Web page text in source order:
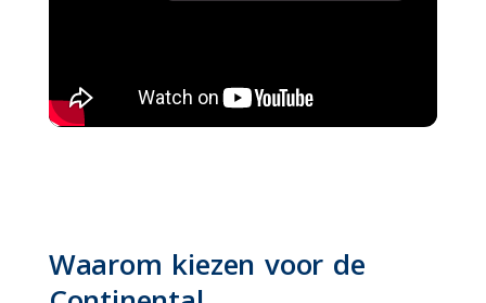
Waarom kiezen voor de